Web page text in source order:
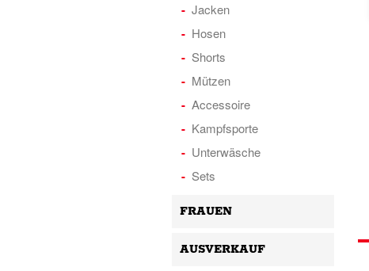
Jacken
Hosen
Shorts
Mützen
Accessoire
Kampfsporte
Unterwäsche
Sets
FRAUEN
AUSVERKAUF